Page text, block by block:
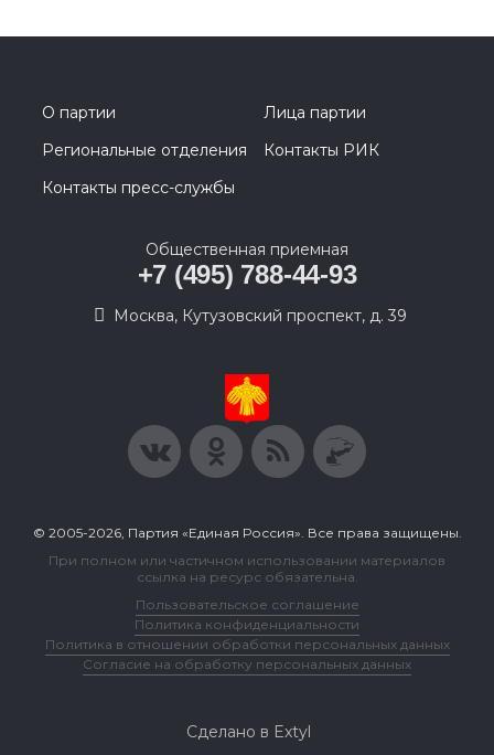
О партии
Лица партии
Региональные отделения
Контакты РИК
Контакты пресс-службы
Общественная приемная
+7 (495) 788-44-93
Москва, Кутузовский проспект, д. 39
© 2005-2026, Партия «Единая Россия». Все права защищены.
При полном или частичном использовании материалов
ссылка на ресурс обязательна.
Пользовательское соглашение
Политика конфиденциальности
Политика в отношении обработки персональных данных
Согласие на обработку персональных данных
Сделано в Extyl